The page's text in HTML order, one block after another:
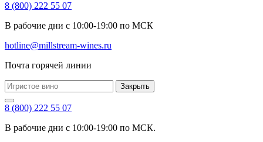
8 (800) 222 55 07
В рабочие дни с 10:00-19:00 по МСК
hotline@millstream-wines.ru
Почта горячей линии
Закрыть
8 (800) 222 55 07
В рабочие дни с 10:00-19:00 по МСК.